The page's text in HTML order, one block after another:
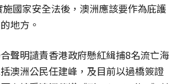
國家安全法後，澳洲應該要作為庇護
地方。
聲明讉責香港政府懸紅緝捕8名流亡海
澳洲公民任建峰，及目前以過橋簽證